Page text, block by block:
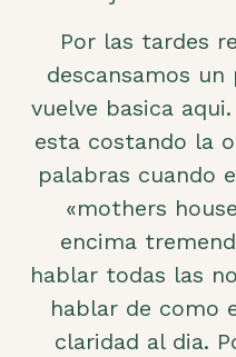
Por las tardes
descansamos
vuelve basica
esta costando la
palabras cuando
«mothers
encima
hablar todas las
hablar de como
claridad al dia.